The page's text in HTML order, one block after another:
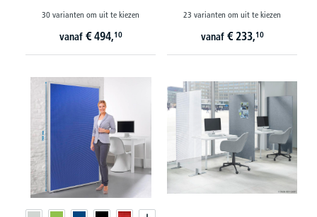
30 varianten om uit te kiezen
vanaf € 494,10
23 varianten om uit te kiezen
vanaf € 233,10